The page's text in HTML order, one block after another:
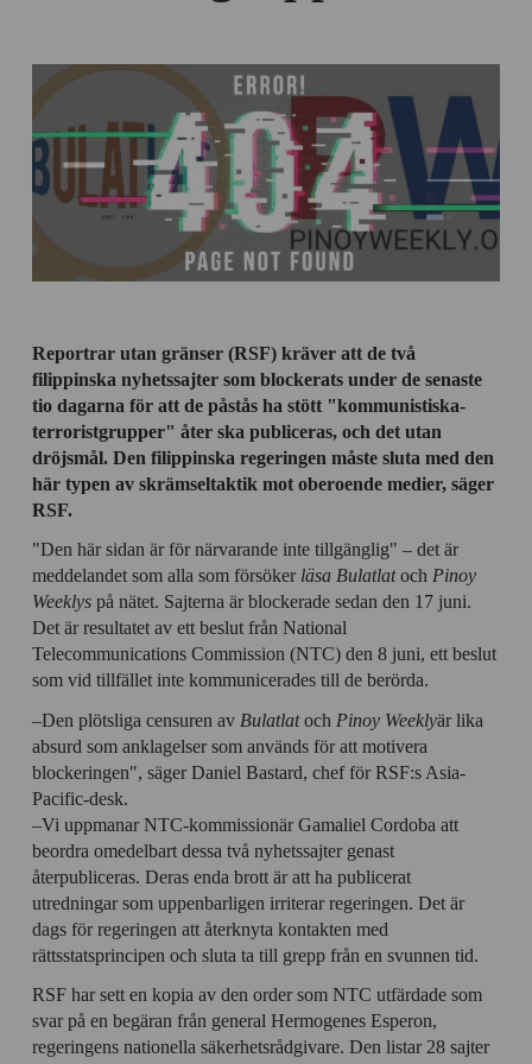
Reportrar utan gränser (RSF) kräver att de två
filippinska nyhetssajter som blockerats under de senaste
tio dagarna för att de påstås ha stött "kommunistiska-
terroristgrupper" åter ska publiceras, och det utan
dröjsmål. Den filippinska regeringen måste sluta med den
här typen av skrämseltaktik mot oberoende medier, säger
RSF.
"Den här sidan är för närvarande inte tillgänglig" – det är
meddelandet som alla som försöker läsa Bulatlatoch Pinoy
Weeklys på nätet. Sajterna är blockerade sedan den 17 juni.
Det är resultatet av ett beslut från National
Telecommunications Commission (NTC) den 8 juni, ett beslut
som vid tillfället inte kommunicerades till de berörda.
–Den plötsliga censuren av Bulatlatoch Pinoy Weeklyär lika
absurd som anklagelser som används för att motivera
blockeringen", säger Daniel Bastard, chef för RSF:s Asia-
Pacific-desk.
–Vi uppmanar NTC-kommissionär Gamaliel Cordoba att
beordra omedelbart dessa två nyhetssajter genast
återpubliceras. Deras enda brott är att ha publicerat
utredningar som uppenbarligen irriterar regeringen. Det är
dags för regeringen att återknyta kontakten med
rättsstatsprincipen och sluta ta till grepp från en svunnen tid.
RSF har sett en kopia av den order som NTC utfärdade som
svar på en begäran från general Hermogenes Esperon,
regeringens nationella säkerhetsrådgivare. Den listar 28 sajter